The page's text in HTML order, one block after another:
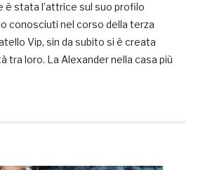
è stata l’attrice sul suo profilo
conosciuti nel corso della terza
Vip, sin da subito si è creata
tra loro. La Alexander nella casa più